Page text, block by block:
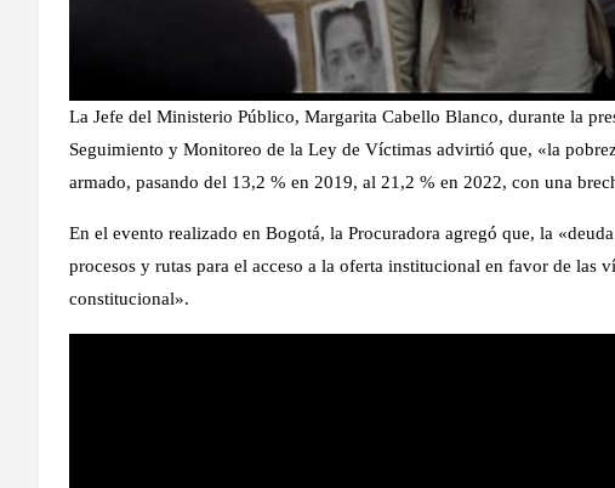
La Jefe del Ministerio Público, Margarita Cabello Blanco, durante la
Seguimiento y Monitoreo de la Ley de Víctimas advirtió que, «la
armado, pasando del 13,2 % en 2019, al 21,2 % en 2022, con una
En el evento realizado en Bogotá, la Procuradora agregó que, la
procesos y rutas para el acceso a la oferta institucional en favor de las
constitucional».